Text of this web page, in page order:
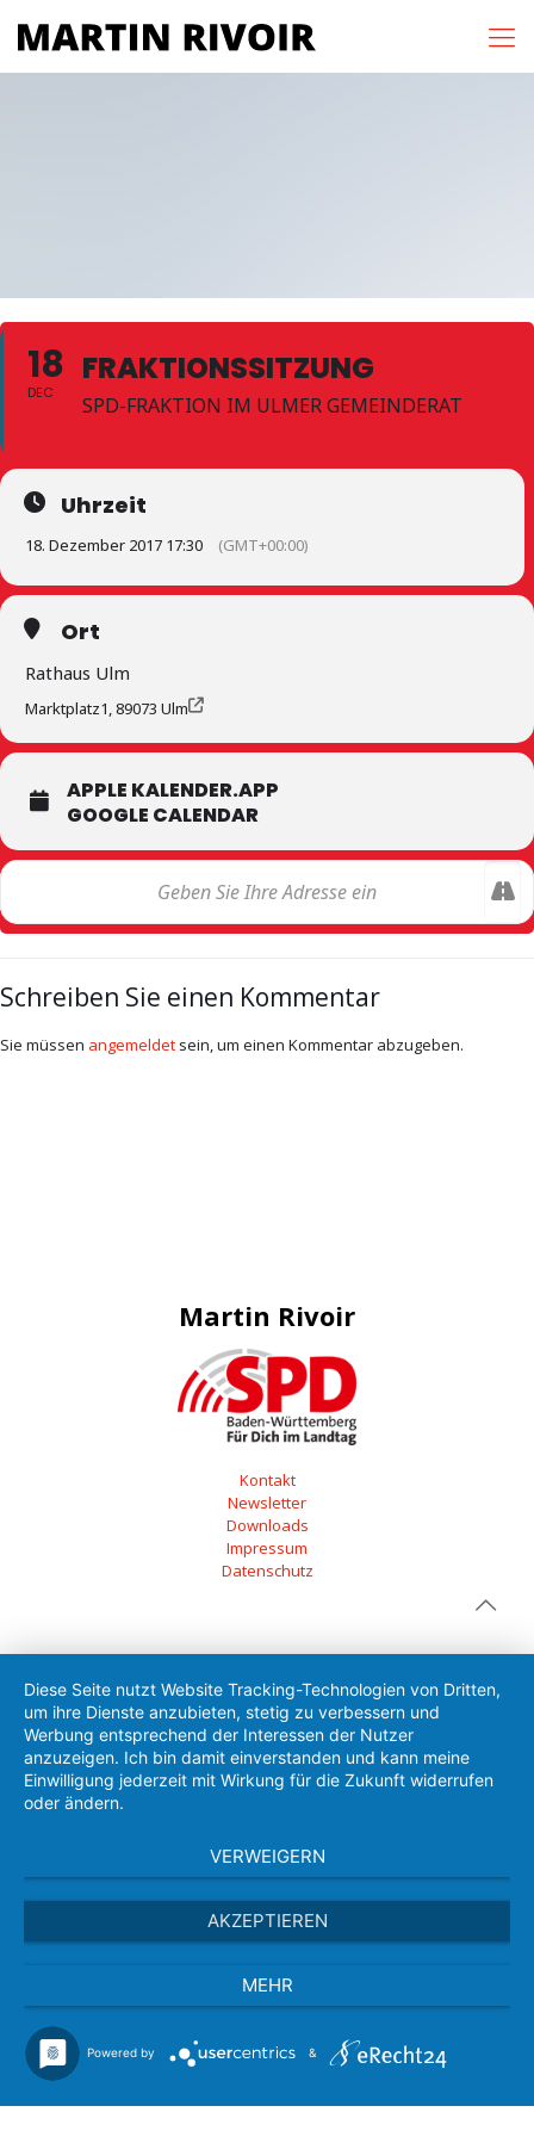
18
DEC
FRAKTIONSSITZUNG
SPD-FRAKTION IM ULMER GEMEINDERAT
Uhrzeit
18. Dezember 2017 17:30 (GMT+00:00)
Ort
Rathaus Ulm
Marktplatz1, 89073 Ulm
APPLE KALENDER.APP
GOOGLE CALENDAR
Schreiben Sie einen Kommentar
Sie müssen angemeldet sein, um einen Kommentar abzugeben.
Martin Rivoir
Kontakt
Newsletter
Downloads
Impressum
Datenschutz
Diese Seite nutzt Website Tracking-Technologien von Dritten,
um ihre Dienste anzubieten, stetig zu verbessern und
Werbung entsprechend der Interessen der Nutzer
anzuzeigen. Ich bin damit einverstanden und kann meine
Einwilligung jederzeit mit Wirkung für die Zukunft widerrufen
oder ändern.
VERWEIGERN
AKZEPTIEREN
MEHR
Powered by &